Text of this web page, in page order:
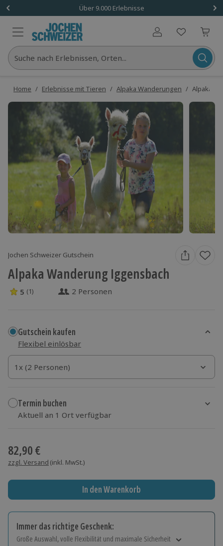
Über 9.000 Erlebnisse
Benutzerkonto
Suche nach Erlebnissen, Orten...
Home / Erlebnisse mit Tieren / Alpaka Wanderungen / Alpaka
Jochen Schweizer Gutschein
Alpaka Wanderung Iggensbach
5 Sterne von 5 aus 1 Bewertungen
5 (1) 2 Personen
Gutschein kaufen
Flexibel einlösbar
1x (2 Personen)
1x (2 Personen)
1x (2 Personen)
Termin buchen
Aktuell an 1 Ort verfügbar
82,90 €
zzgl. Versand (inkl. MwSt.)
In den Warenkorb
Immer das richtige Geschenk:
Große Auswahl, volle Flexibilität und maximale Sicherheit